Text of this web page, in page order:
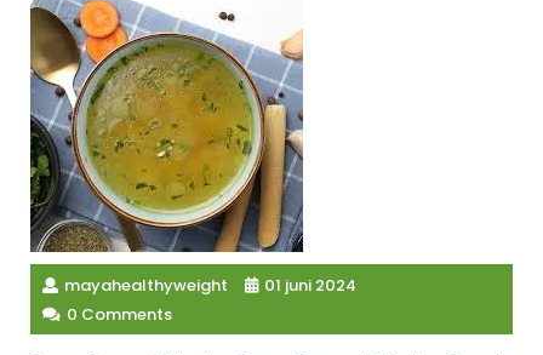
mayahealthyweight
01 juni 2024
0 Comments